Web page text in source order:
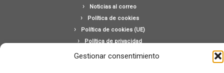
Gestionar consentimiento
Noticias al correo
Política de cookies
Política de cookies (UE)
Política de privacidad
Ponte en contacto con nosotros